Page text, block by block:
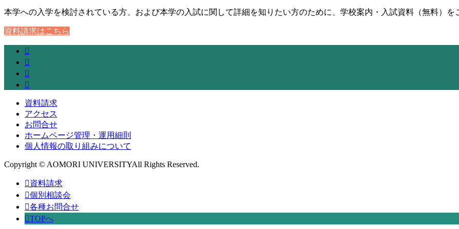
本学への入学を検討されている方、および本学の入試に関して詳細を知りたい方のために、学校案内・入試資料（無料）を
資料請求はこちら
資料請求
アクセス
お問合せ
ホームページ管理・運用細則
個人情報の取り組みについて
Copyright © AOMORI UNIVERSITYAll Rights Reserved.
資料請求
個別相談会
各種お問合せ
TOPへ